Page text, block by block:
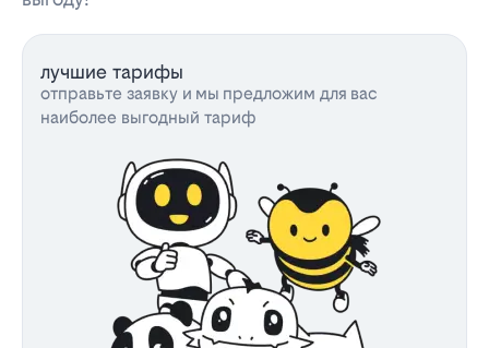
лучшие тарифы
отправьте заявку и мы предложим для вас
наиболее выгодный тариф